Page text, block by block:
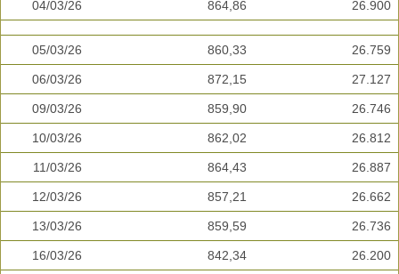
04/03/26 864,86 26.900
05/03/26 860,33 26.759
06/03/26 872,15 27.127
09/03/26 859,90 26.746
10/03/26 862,02 26.812
11/03/26 864,43 26.887
12/03/26 857,21 26.662
13/03/26 859,59 26.736
16/03/26 842,34 26.200